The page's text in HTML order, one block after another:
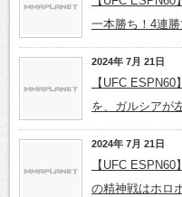
一本勝ち！4連
2024年 7月 21日
【UFC
を、ガルシアが
2024年 7月 21日
【UFC
の精神戦はホロ